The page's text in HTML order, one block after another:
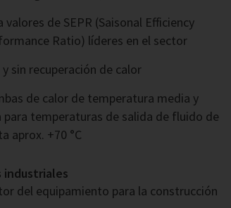
valores de SEPR (Saisonal Efficiency
Ratio) líderes en el sector
y sin recuperación de calor
de calor de temperatura media y
para temperaturas de salida de fluido de
aprox. +70 °C
industriales
del equipamiento para la construcción